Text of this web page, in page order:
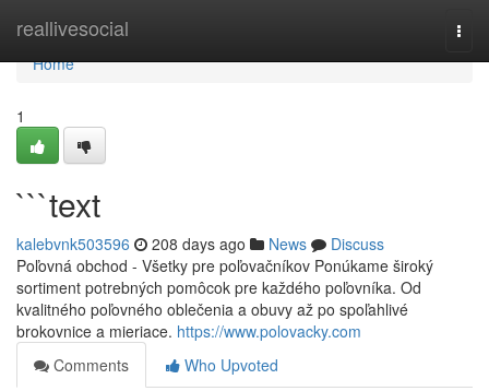
reallivesocial
Home
Home
1
```text
kalebvnk503596 208 days ago News
Discuss
Poľovná obchod - Všetky pre poľovačníkov Ponúkame široký
sortiment potrebných pomôcok pre každého poľovníka. Od
kvalitného poľovného oblečenia a obuvy až po spoľahlivé
brokovnice a mieriace. https://www.polovacky.com
Comments
Who Upvoted